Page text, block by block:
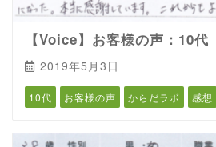
【Voice】お客様の声：10代
2019年5月3日
10代 お客様の声 からだラボ 感想